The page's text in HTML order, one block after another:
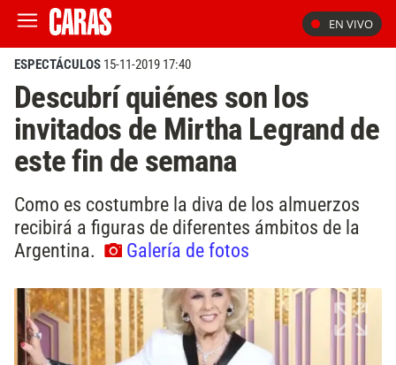
EN VIVO
ESPECTÁCULOS 15-11-2019 17:40
Descubrí quiénes son los
invitados de Mirtha Legrand de
este fin de semana
Como es costumbre la diva de los almuerzos
recibirá a figuras de diferentes ámbitos de la
Argentina.
Galería de fotos